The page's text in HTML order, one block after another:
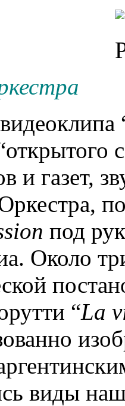
и газет,
под
Около
“La
виды